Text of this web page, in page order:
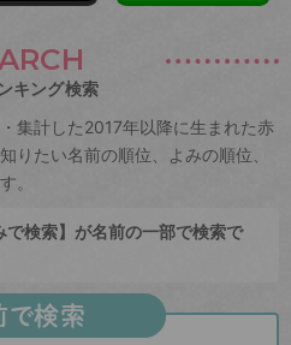
キング検索
集計した2017年以降に生まれた赤
りたい名前の順位、よみの順位、
。
で検索】が名前の一部で検索で
で検索